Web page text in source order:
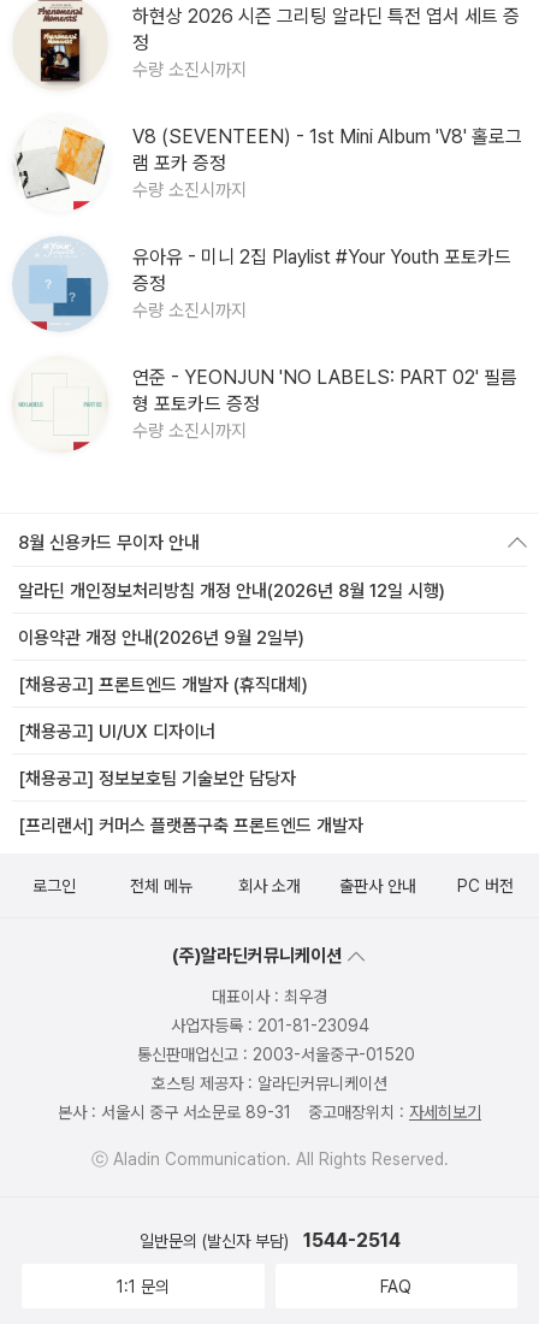
하현상 2026 시즌 그리팅 알라딘 특전 엽서 세트 증
정
수량 소진시까지
V8 (SEVENTEEN) - 1st Mini Album 'V8' 홀로그
램 포카 증정
수량 소진시까지
유아유 - 미니 2집 Playlist #Your Youth 포토카드
증정
수량 소진시까지
연준 - YEONJUN 'NO LABELS: PART 02' 필름
형 포토카드 증정
수량 소진시까지
8월 신용카드 무이자 안내
알라딘 개인정보처리방침 개정 안내(2026년 8월 12일 시행)
이용약관 개정 안내(2026년 9월 2일부)
[채용공고] 프론트엔드 개발자 (휴직대체)
[채용공고] UI/UX 디자이너
[채용공고] 정보보호팀 기술보안 담당자
[프리랜서] 커머스 플랫폼구축 프론트엔드 개발자
로그인 전체 메뉴 회사 소개 출판사 안내 PC 버전
(주)알라딘커뮤니케이션
대표이사 : 최우경
사업자등록 : 201-81-23094
통신판매업신고 : 2003-서울중구-01520
호스팅 제공자 : 알라딘커뮤니케이션
본사 : 서울시 중구 서소문로 89-31
중고매장위치 : 자세히보기
ⓒ Aladin Communication. All Rights Reserved.
일반문의 (발신자 부담) 1544-2514
1:1 문의 FAQ